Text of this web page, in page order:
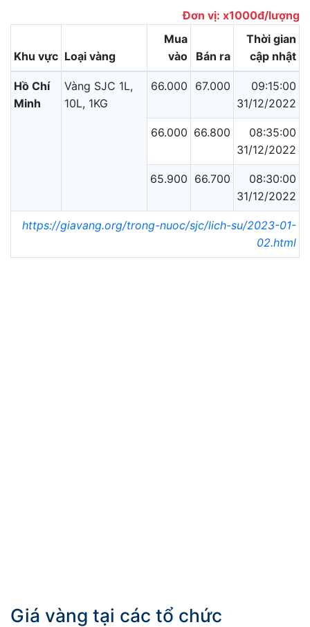
Đơn vị: x1000đ/lượng
Khu vực Loại vàng
Mua
vào
Bán ra
Thời gian
cập nhật
Hồ Chí
Minh
Vàng SJC 1L,
10L, 1KG
66.000 67.000
09:15:00
31/12/2022
66.000 66.800
08:35:00
31/12/2022
65.900 66.700
08:30:00
31/12/2022
https://giavang.org/trong-nuoc/sjc/lich-su/2023-01-
02.html
Giá vàng tại các tổ chức